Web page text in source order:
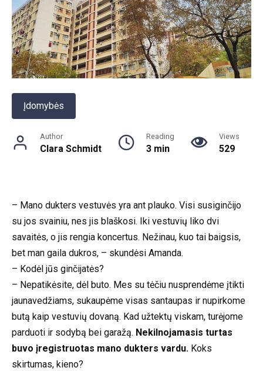
Įdomybės
Author
Clara Schmidt
Reading
3 min
Views
529
– Mano dukters vestuvės yra ant plauko. Visi susiginčijo
su jos svainiu, nes jis blaškosi. Iki vestuvių liko dvi
savaitės, o jis rengia koncertus. Nežinau, kuo tai baigsis,
bet man gaila dukros, – skundėsi Amanda.
– Kodėl jūs ginčijatės?
– Nepatikėsite, dėl buto. Mes su tėčiu nusprendėme įtikti
jaunavedžiams, sukaupėme visas santaupas ir nupirkome
butą kaip vestuvių dovaną. Kad užtektų viskam, turėjome
parduoti ir sodybą bei garažą. Nekilnojamasis turtas
buvo įregistruotas mano dukters vardu. Koks
skirtumas, kieno?